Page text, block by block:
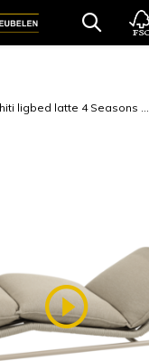
ligbed latte 4 Seasons ...